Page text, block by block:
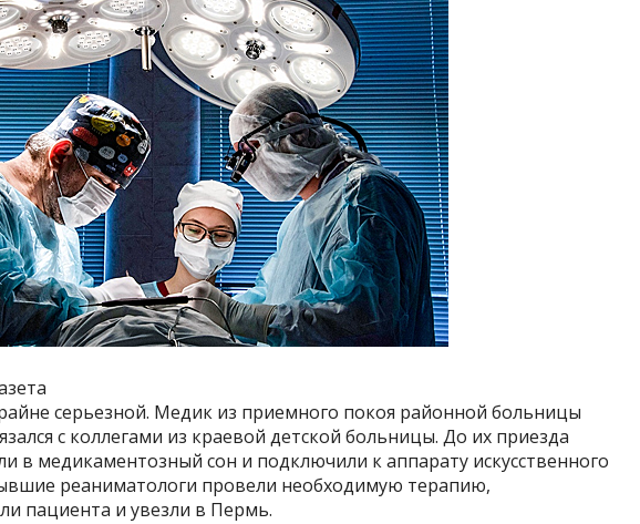
серьезной. Медик из приемного покоя районной больницы
с коллегами из краевой детской больницы. До их приезда
в медикаментозный сон и подключили к аппарату искусственного
реаниматологи провели необходимую терапию,
пациента и увезли в Пермь.